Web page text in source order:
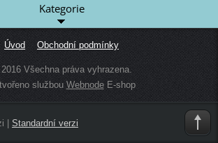
Kategorie
Úvod Obchodní podmínky
Všechna práva vyhrazena.
službouWebnodeE-shop
Standardní verzi